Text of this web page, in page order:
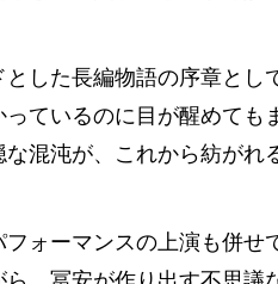
した長編物語の序章とし
ているのに目が醒めても
混沌が、これから紡がれ
ォーマンスの上演も併せ